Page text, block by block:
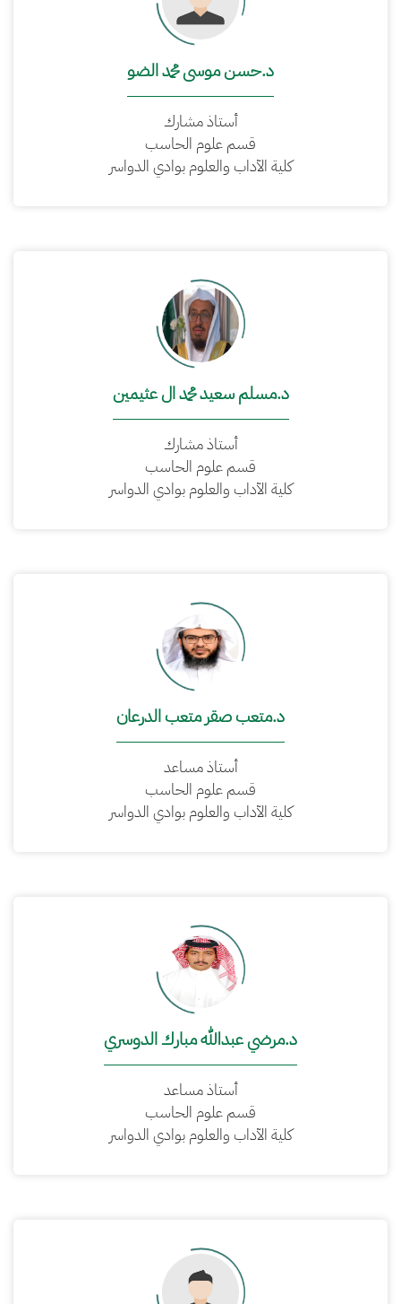
د.حسن موسى محمد الضو
أستاذ مشارك
قسم علوم الحاسب
كلية الآداب والعلوم بوادي الدواسر
د.مسلم سعيد محمد ال عثيمين
أستاذ مشارك
قسم علوم الحاسب
كلية الآداب والعلوم بوادي الدواسر
د.متعب صقر متعب الدرعان
أستاذ مساعد
قسم علوم الحاسب
كلية الآداب والعلوم بوادي الدواسر
د.مرضي عبدالله مبارك الدوسري
أستاذ مساعد
قسم علوم الحاسب
كلية الآداب والعلوم بوادي الدواسر